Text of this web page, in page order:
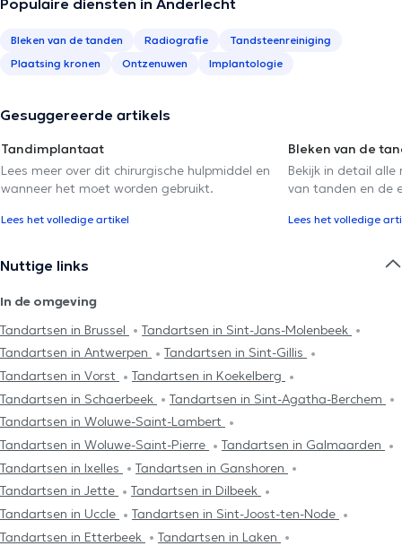
Bleken van de tanden Radiografie
Tandsteenreiniging
Plaatsing kronen
Ontzenuwen Implantologie
Gesuggereerde artikels
Tandimplantaat
Lees meer over dit chirurgische hulpmiddel en
wanneer het moet worden gebruikt.
Lees het volledige artikel
Bleken van de
Bekijk in detail
van tanden en de
Lees het volledige
Nuttige links
In de omgeving
Tandartsen in Brussel
Tandartsen in Sint-Jans-Molenbeek
Tandartsen in Antwerpen
Tandartsen in Sint-Gillis
Tandartsen in Vorst
Tandartsen in Koekelberg
Tandartsen in Schaerbeek
Tandartsen in Sint-Agatha-Berchem
Tandartsen in Woluwe-Saint-Lambert
Tandartsen in Woluwe-Saint-Pierre
Tandartsen in Galmaarden
Tandartsen in Ixelles
Tandartsen in Ganshoren
Tandartsen in Jette
Tandartsen in Dilbeek
Tandartsen in Uccle
Tandartsen in Sint-Joost-ten-Node
Tandartsen in Etterbeek
Tandartsen in Laken